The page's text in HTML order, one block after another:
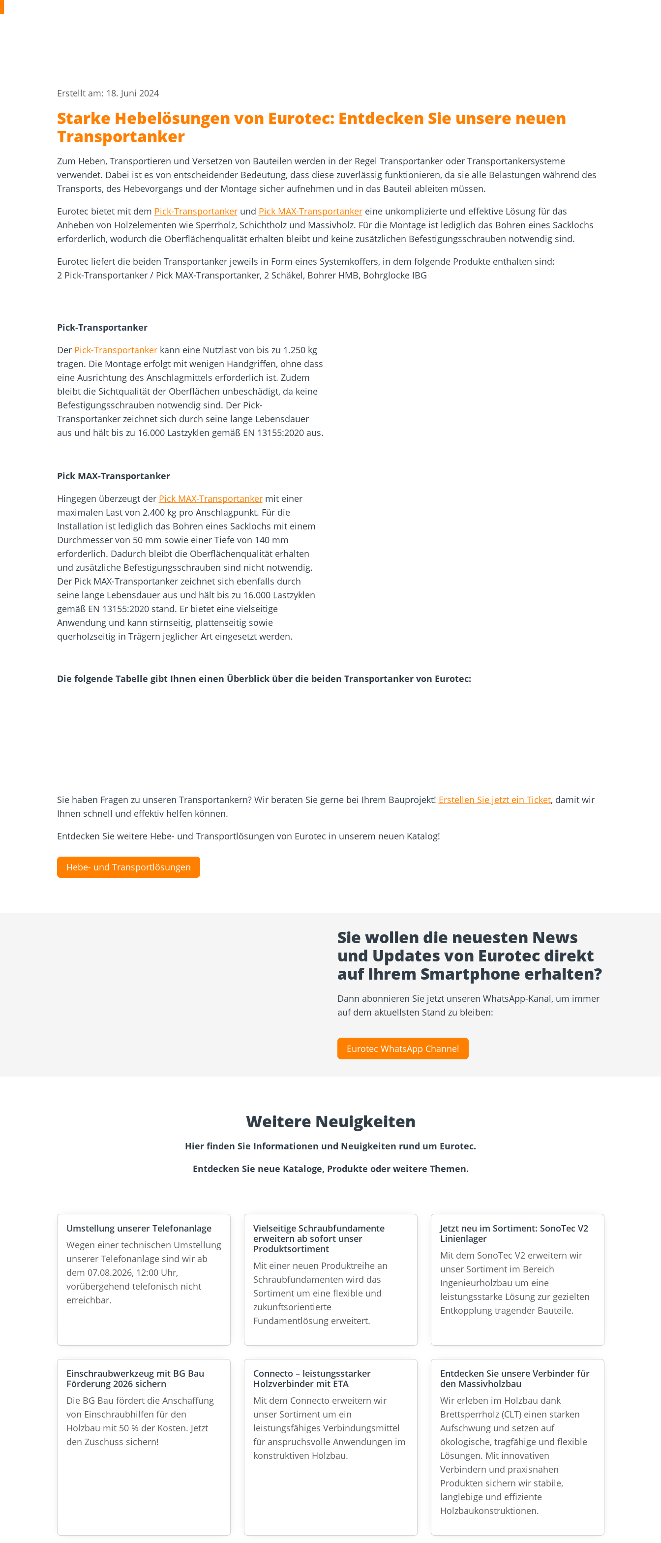
Erstellt am: 18. Juni 2024
Starke Hebelösungen von Eurotec: Entdecken Sie unsere neuen
Transportanker
Zum Heben, Transportieren und Versetzen von Bauteilen werden in der Regel Transportanker oder Transportankersysteme
verwendet. Dabei ist es von entscheidender Bedeutung, dass diese zuverlässig funktionieren, da sie alle Belastungen während des
Transports, des Hebevorgangs und der Montage sicher aufnehmen und in das Bauteil ableiten müssen.
Eurotec bietet mit dem Pick-Transportankerund Pick MAX-Transportankereine unkomplizierte und effektive Lösung für das
Anheben von Holzelementen wie Sperrholz, Schichtholz und Massivholz. Für die Montage ist lediglich das Bohren eines Sacklochs
erforderlich, wodurch die Oberflächenqualität erhalten bleibt und keine zusätzlichen Befestigungsschrauben notwendig sind.
Eurotec liefert die beiden Transportanker jeweils in Form eines Systemkoffers, in dem folgende Produkte enthalten sind:
2 Pick-Transportanker / Pick MAX-Transportanker, 2 Schäkel, Bohrer HMB, Bohrglocke IBG
Pick-Transportanker
Der Pick-Transportankerkann eine Nutzlast von bis zu 1.250 kg
tragen. Die Montage erfolgt mit wenigen Handgriffen, ohne dass
eine Ausrichtung des Anschlagmittels erforderlich ist. Zudem
bleibt die Sichtqualität der Oberflächen unbeschädigt, da keine
Befestigungsschrauben notwendig sind. Der Pick-
Transportanker zeichnet sich durch seine lange Lebensdauer
aus und hält bis zu 16.000 Lastzyklen gemäß EN 13155:2020 aus.
Pick MAX-Transportanker
Hingegen überzeugt der Pick MAX-Transportankermit einer
maximalen Last von 2.400 kg pro Anschlagpunkt. Für die
Installation ist lediglich das Bohren eines Sacklochs mit einem
Durchmesser von 50 mm sowie einer Tiefe von 140 mm
erforderlich. Dadurch bleibt die Oberflächenqualität erhalten
und zusätzliche Befestigungsschrauben sind nicht notwendig.
Der Pick MAX-Transportanker zeichnet sich ebenfalls durch
seine lange Lebensdauer aus und hält bis zu 16.000 Lastzyklen
gemäß EN 13155:2020 stand. Er bietet eine vielseitige
Anwendung und kann stirnseitig, plattenseitig sowie
querholzseitig in Trägern jeglicher Art eingesetzt werden.
Die folgende Tabelle gibt Ihnen einen Überblick über die beiden Transportanker von Eurotec:
Sie haben Fragen zu unseren Transportankern? Wir beraten Sie gerne bei Ihrem Bauprojekt! Erstellen Sie jetzt ein Ticket, damit wir
Ihnen schnell und effektiv helfen können.
Entdecken Sie weitere Hebe- und Transportlösungen von Eurotec in unserem neuen Katalog!
Hebe- und Transportlösungen
Sie wollen die neuesten News
und Updates von Eurotec direkt
auf Ihrem Smartphone erhalten?
Dann abonnieren Sie jetzt unseren WhatsApp-Kanal, um immer
auf dem aktuellsten Stand zu bleiben:
Eurotec WhatsApp Channel
Weitere Neuigkeiten
Hier finden Sie Informationen und Neuigkeiten rund um Eurotec.
Entdecken Sie neue Kataloge, Produkte oder weitere Themen.
Umstellung unserer Telefonanlage
Wegen einer technischen Umstellung
unserer Telefonanlage sind wir ab
dem 07.08.2026, 12:00 Uhr,
vorübergehend telefonisch nicht
erreichbar.
Vielseitige Schraubfundamente
erweitern ab sofort unser
Produktsortiment
Mit einer neuen Produktreihe an
Schraubfundamenten wird das
Sortiment um eine flexible und
zukunftsorientierte
Fundamentlösung erweitert.
Jetzt neu im Sortiment: SonoTec V2
Linienlager
Mit dem SonoTec V2 erweitern wir
unser Sortiment im Bereich
Ingenieurholzbau um eine
leistungsstarke Lösung zur gezielten
Entkopplung tragender Bauteile.
Einschraubwerkzeug mit BG Bau
Förderung 2026 sichern
Die BG Bau fördert die Anschaffung
von Einschraubhilfen für den
Holzbau mit 50 % der Kosten. Jetzt
den Zuschuss sichern!
Connecto – leistungsstarker
Holzverbinder mit ETA
Mit dem Connecto erweitern wir
unser Sortiment um ein
leistungsfähiges Verbindungsmittel
für anspruchsvolle Anwendungen im
konstruktiven Holzbau.
Entdecken Sie unsere Verbinder für
den Massivholzbau
Wir erleben im Holzbau dank
Brettsperrholz (CLT) einen starken
Aufschwung und setzen auf
ökologische, tragfähige und flexible
Lösungen. Mit innovativen
Verbindern und praxisnahen
Produkten sichern wir stabile,
langlebige und effiziente
Holzbaukonstruktionen.